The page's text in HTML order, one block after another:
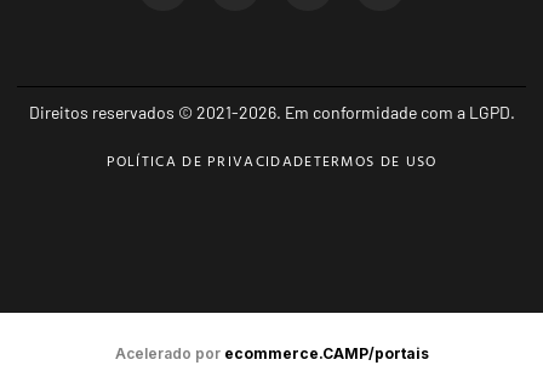
Direitos reservados © 2021-2026. Em conformidade com a LGPD.
POLÍTICA DE PRIVACIDADETERMOS DE USO
Acelerado por ecommerce.CAMP/portais